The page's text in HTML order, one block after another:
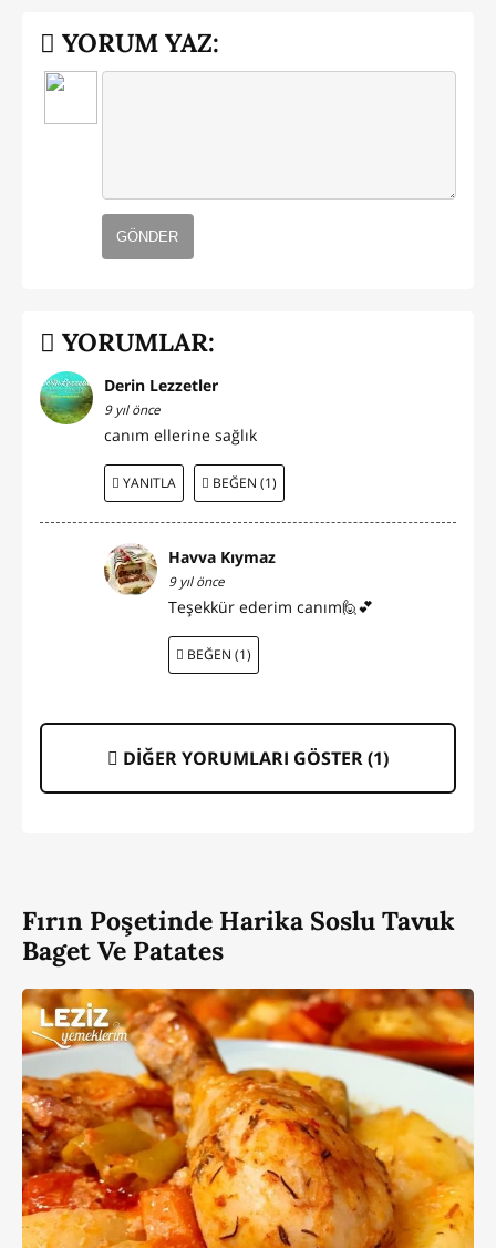
YORUM YAZ:
GÖNDER
YORUMLAR:
Derin Lezzetler
9 yıl önce
canım ellerine sağlık
YANITLA BEĞEN (1)
Havva Kıymaz
9 yıl önce
Teşekkür ederim canım🙋💕
BEĞEN (1)
DİĞER YORUMLARI GÖSTER (1)
Fırın Poşetinde Harika Soslu Tavuk
Baget Ve Patates